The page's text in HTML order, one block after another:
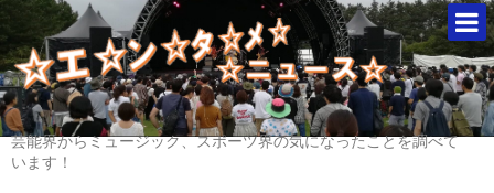
芸能界からミュージック、スポーツ界の気になったことを調べて
います！